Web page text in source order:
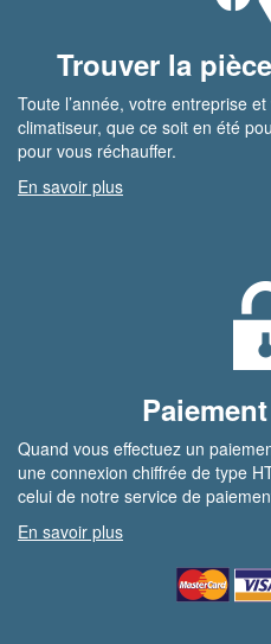
Trouver la
Toute l’année, votre entreprise
climatiseur, que ce soit en été
pour vous réchauffer.
En savoir plus
Quand vous effectuez un
une connexion chiffrée de type
celui de notre service de
En savoir plus